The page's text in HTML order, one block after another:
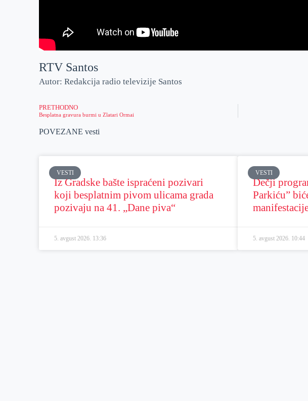
RTV Santos
Autor: Redakcija radio televizije Santos
PRETHODNO
Besplatna gravura burmi u Zlatari Ormai
POVEZANE vesti
VESTI
Iz Gradske bašte ispraćeni pozivari
koji besplatnim pivom ulicama grada
pozivaju na 41. „Dane piva“
5. avgust 2026. 13:36
VESTI
Dečji
Parkiću”
5. avgust 2026. 10:44